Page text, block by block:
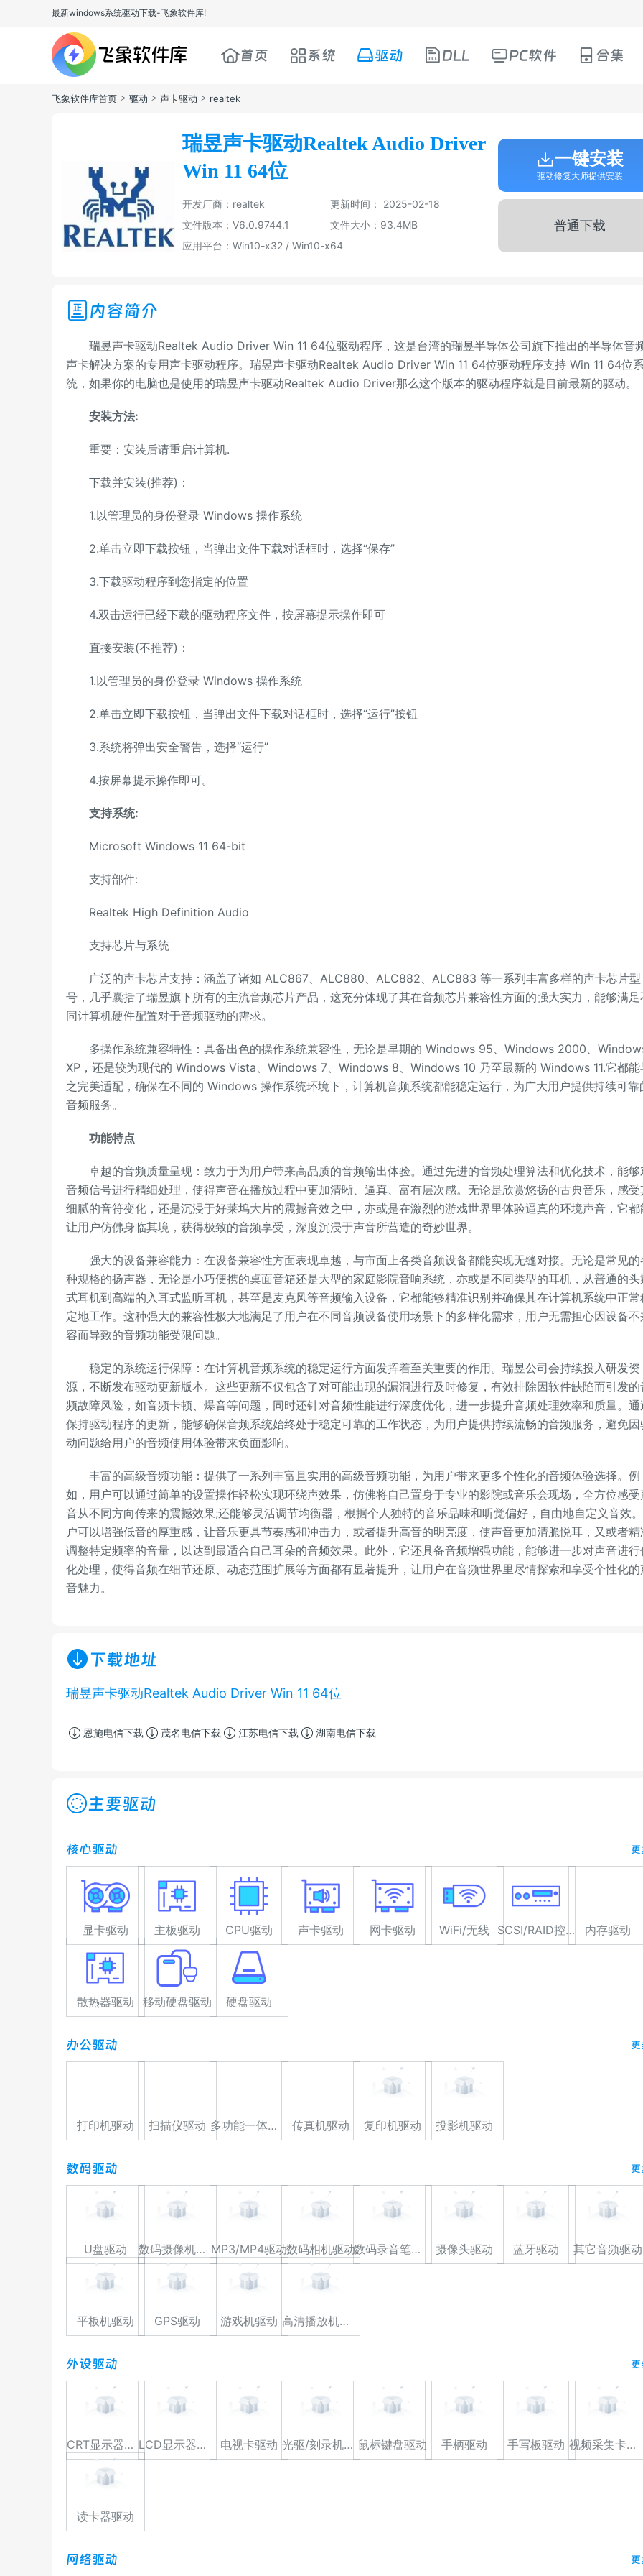
最新windows系统驱动下载-飞象软件库!
首页 系统 驱动 DLL PC软件 合集
飞象软件库首页 > 驱动 > 声卡驱动 > realtek
瑞昱声卡驱动Realtek Audio Driver
Win 11 64位
开发厂商：realtek
更新时间： 2025-02-18
文件版本：V6.0.9744.1
文件大小：93.4MB
应用平台：Win10-x32 / Win10-x64
一键安装
驱动修复大师提供安装
普通下载
内容简介
瑞昱声卡驱动Realtek Audio Driver Win 11 64位驱动程序，这是台湾的瑞昱半导体公司旗下推出的半导体音
声卡解决方案的专用声卡驱动程序。瑞昱声卡驱动Realtek Audio Driver Win 11 64位驱动程序支持 Win 11 64位
统，如果你的电脑也是使用的瑞昱声卡驱动Realtek Audio Driver那么这个版本的驱动程序就是目前最新的驱动。
安装方法:
重要：安装后请重启计算机.
下载并安装(推荐)：
1.以管理员的身份登录 Windows 操作系统
2.单击立即下载按钮，当弹出文件下载对话框时，选择“保存”
3.下载驱动程序到您指定的位置
4.双击运行已经下载的驱动程序文件，按屏幕提示操作即可
直接安装(不推荐)：
1.以管理员的身份登录 Windows 操作系统
2.单击立即下载按钮，当弹出文件下载对话框时，选择“运行”按钮
3.系统将弹出安全警告，选择“运行”
4.按屏幕提示操作即可。
支持系统:
Microsoft Windows 11 64-bit
支持部件:
Realtek High Definition Audio
支持芯片与系统
广泛的声卡芯片支持：涵盖了诸如 ALC867、ALC880、ALC882、ALC883 等一系列丰富多样的声卡芯片型
号，几乎囊括了瑞昱旗下所有的主流音频芯片产品，这充分体现了其在音频芯片兼容性方面的强大实力，能够满足
同计算机硬件配置对于音频驱动的需求。
多操作系统兼容特性：具备出色的操作系统兼容性，无论是早期的 Windows 95、Windows 2000、
XP，还是较为现代的 Windows Vista、Windows 7、Windows 8、Windows 10 乃至最新的 Windows 11.它都能
之完美适配，确保在不同的 Windows 操作系统环境下，计算机音频系统都能稳定运行，为广大用户提供持续可靠
音频服务。
功能特点
卓越的音频质量呈现：致力于为用户带来高品质的音频输出体验。通过先进的音频处理算法和优化技术，能够
音频信号进行精细处理，使得声音在播放过程中更加清晰、逼真、富有层次感。无论是欣赏悠扬的古典音乐，感受
细腻的音符变化，还是沉浸于好莱坞大片的震撼音效之中，亦或是在激烈的游戏世界里体验逼真的环境声音，它都
让用户仿佛身临其境，获得极致的音频享受，深度沉浸于声音所营造的奇妙世界。
强大的设备兼容能力：在设备兼容性方面表现卓越，与市面上各类音频设备都能实现无缝对接。无论是常见的
种规格的扬声器，无论是小巧便携的桌面音箱还是大型的家庭影院音响系统，亦或是不同类型的耳机，从普通的头
式耳机到高端的入耳式监听耳机，甚至是麦克风等音频输入设备，它都能够精准识别并确保其在计算机系统中正常
定地工作。这种强大的兼容性极大地满足了用户在不同音频设备使用场景下的多样化需求，用户无需担心因设备不
容而导致的音频功能受限问题。
稳定的系统运行保障：在计算机音频系统的稳定运行方面发挥着至关重要的作用。瑞昱公司会持续投入研发资
源，不断发布驱动更新版本。这些更新不仅包含了对可能出现的漏洞进行及时修复，有效排除因软件缺陷而引发的
频故障风险，如音频卡顿、爆音等问题，同时还针对音频性能进行深度优化，进一步提升音频处理效率和质量。通
保持驱动程序的更新，能够确保音频系统始终处于稳定可靠的工作状态，为用户提供持续流畅的音频服务，避免因
动问题给用户的音频使用体验带来负面影响。
丰富的高级音频功能：提供了一系列丰富且实用的高级音频功能，为用户带来更多个性化的音频体验选择。例
如，用户可以通过简单的设置操作轻松实现环绕声效果，仿佛将自己置身于专业的影院或音乐会现场，全方位感受
音从不同方向传来的震撼效果;还能够灵活调节均衡器，根据个人独特的音乐品味和听觉偏好，自由地自定义音效
户可以增强低音的厚重感，让音乐更具节奏感和冲击力，或者提升高音的明亮度，使声音更加清脆悦耳，又或者精
调整特定频率的音量，以达到最适合自己耳朵的音频效果。此外，它还具备音频增强功能，能够进一步对声音进行
化处理，使得音频在细节还原、动态范围扩展等方面都有显著提升，让用户在音频世界里尽情探索和享受个性化的
音魅力。
下载地址
瑞昱声卡驱动Realtek Audio Driver Win 11 64位
恩施电信下载 茂名电信下载 江苏电信下载 湖南电信下载
主要驱动
核心驱动
显卡驱动 主板驱动 CPU驱动 声卡驱动 网卡驱动 WiFi/无线 SCSI/RAID控制器驱动 内存驱动
散热器驱动 移动硬盘驱动 硬盘驱动
办公驱动
打印机驱动 扫描仪驱动 多功能一体机驱动 传真机驱动 复印机驱动 投影机驱动
数码驱动
U盘驱动 数码摄像机驱动 MP3/MP4驱动数码相机驱动 数码录音笔驱动 摄像头驱动 蓝牙驱动 其它音频驱动
平板机驱动 GPS驱动 游戏机驱动 高清播放机驱动
外设驱动
CRT显示器驱动 LCD显示器驱动 电视卡驱动 光驱/刻录机驱动 鼠标键盘驱动 手柄驱动 手写板驱动 视频采集卡驱动
读卡器驱动
网络驱动